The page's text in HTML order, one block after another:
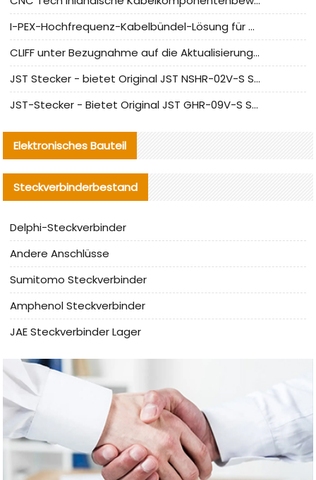
I-PEX-Hochfrequenz-Kabelbündel-Lösung für die heimische Produktion analysiert
CLIFF unter Bezugnahme auf die Aktualisierung der chinesischen Stecker-Testnormen
JST Stecker - bietet Original JST NSHR-02V-S Stecker und Ersatzteile an
JST-Stecker - Bietet Original JST GHR-09V-S Stecker und Ersatzteile an
Elektronisches Bauteil
Steckverbinderbestand
Delphi-Steckverbinder
Andere Anschlüsse
Sumitomo Steckverbinder
Amphenol Steckverbinder
JAE Steckverbinder Lager